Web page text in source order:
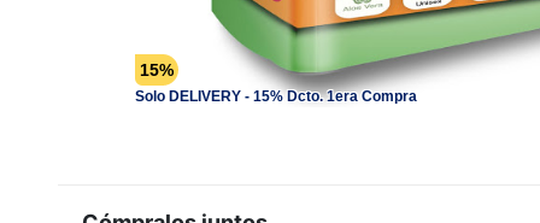
15%
Solo DELIVERY - 15% Dcto. 1era Compra